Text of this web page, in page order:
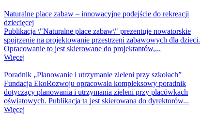
Naturalne place zabaw – innowacyjne podejście do rekreacji
dziecięcej
Publikacja \"Naturalne place zabaw\" prezentuje nowatorskie
spojrzenie na projektowanie przestrzeni zabawowych dla dzieci.
Opracowanie to jest skierowane do projektantów,...
Więcej
Poradnik „Planowanie i utrzymanie zieleni przy szkołach”
Fundacja EkoRozwoju opracowała kompleksowy poradnik
dotyczący planowania i utrzymania zieleni przy placówkach
oświatowych. Publikacja ta jest skierowana do dyrektorów...
Więcej